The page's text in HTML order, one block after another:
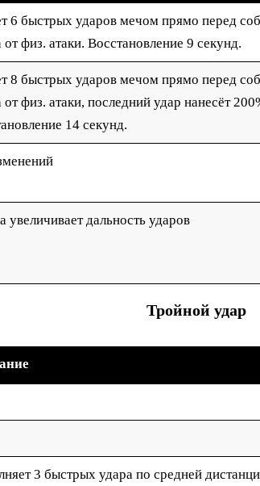
6 быстрых ударов мечом прямо перед
от физ. атаки. Восстановление 9 секунд.
8 быстрых ударов мечом прямо перед
от физ. атаки, последний удар нанесёт
14 секунд.
увеличивает дальность ударов
Тройной удар
3 быстрых удара по средней